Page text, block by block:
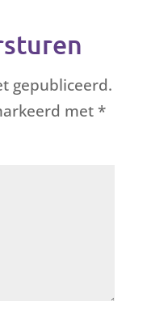
gepubliceerd.
met *